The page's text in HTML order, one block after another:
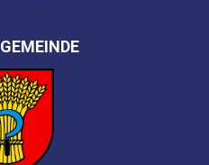
GEMEINDE